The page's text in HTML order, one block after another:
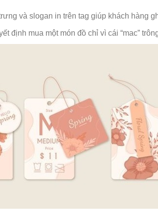
và slogan in trên tag giúp khách hàng
định mua một món đồ chỉ vì cái “mac”